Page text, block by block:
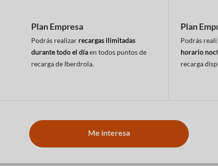
Plan Empresa
Podrás realizar recargas ilimitadas
durante todo el díaen todos puntos de
recarga de Iberdrola.
Plan
Podrás
horario
recarga
Me interesa